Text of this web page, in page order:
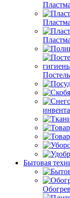
Бытовая